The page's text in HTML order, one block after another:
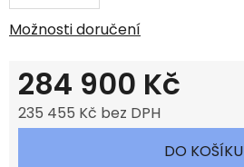
Možnosti doručení
284 900 Kč
235 455 Kč bez DPH
DO KOŠÍKU